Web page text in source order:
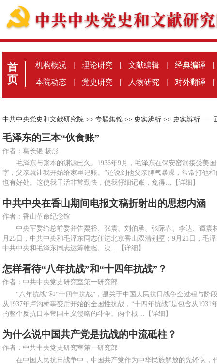
首
页
机构概况 | 理论研究 | 文献编辑 | 经典编译 |
本院动态 | 党史研究 | 人物研究 | 对外翻译 |
中共中央党史和文献研究院 >> 专题集锦 >> 史实辨析 >> 史实辨析——
毛泽东的三本“伙食账”
作者：葛长银 杨彤
毛泽东与账本的渊源已久。1936年9月，毛泽东在保安窑洞接受美国
字，父亲就让我开始给家里记账。”还说到他父亲脾气暴躁，常常打他
也有好处。这使我干活非常勤快，使我仔细记账，免得… 【详细】
中共中央在香山期间电报文稿折射出的思想内涵
作者：香山革命纪念馆
中央军委给总前委并告粟裕、张震、刘伯承、张际春、李达、谭震林
月25日，中共中央和毛泽东同志住进北京香山双清别墅；9月21日，毛
中共中央和毛泽东同志运筹帷幄、决… 【详细】
怎样看待“八年抗战”和“十四年抗战”？
作者：中共中央党史研究室第一研究部
“八年抗战”和“十四年抗战”，是关于中国人民抗日战争全过程与阶
从1937年卢沟桥事变后开始的全国性抗战，“十四年抗战”是包含从
的整个反抗日本帝国主义侵略的斗争。两个概… 【详细】
为什么说中国共产党是抗战的中流砥柱？
作者：中共中央党史研究室第一研究部
在中国人民抗日战争中，中国共产党作为中华民族解放的先锋队，